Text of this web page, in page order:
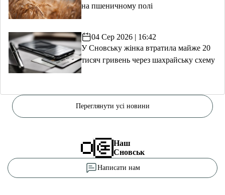
на пшеничному полі
04 Сер 2026 | 16:42
У Сновську жінка втратила майже 20
тисяч гривень через шахрайську схему
Переглянути усі новини
Наш
Сновськ
Написати нам